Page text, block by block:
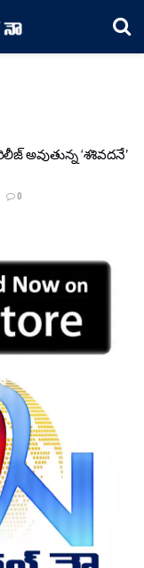
అవుతున్న ‘శశివదనే’
0